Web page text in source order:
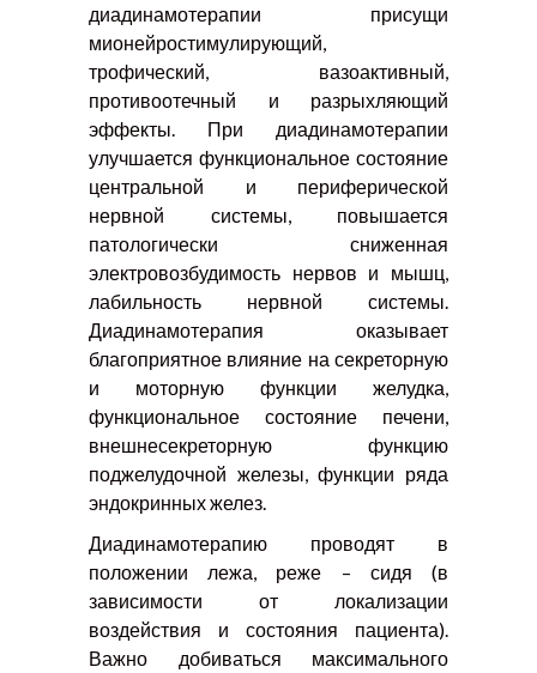
диадинамотерапии присущи
мионейростимулирующий,
трофический, вазоактивный,
противоотечный и разрыхляющий
эффекты. При диадинамотерапии
улучшается функциональное состояние
центральной и периферической
нервной системы, повышается
патологически сниженная
электровозбудимость нервов и мышц,
лабильность нервной системы.
Диадинамотерапия оказывает
благоприятное влияние на секреторную
и моторную функции желудка,
функциональное состояние печени,
внешнесекреторную функцию
поджелудочной железы, функции ряда
эндокринных желез.
Диадинамотерапию проводят в
положении лежа, реже – сидя (в
зависимости от локализации
воздействия и состояния пациента).
Важно добиваться максимального